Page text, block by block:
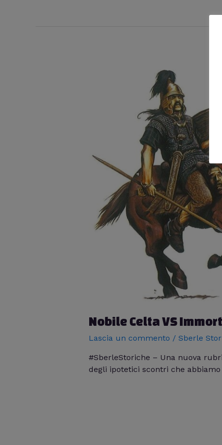
Nobile Celta VS
Lascia un commento / Sberle
#SberleStoriche – Una nuova
degli ipotetici scontri che abbiamo